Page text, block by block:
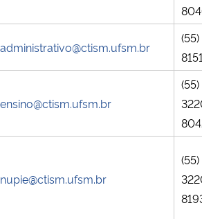
Regional
e dos Direitos Humanos
administrativo@ctism.ufsm.br
ensino@ctism.ufsm.br
(55)
nupie@ctism.ufsm.br
(55)